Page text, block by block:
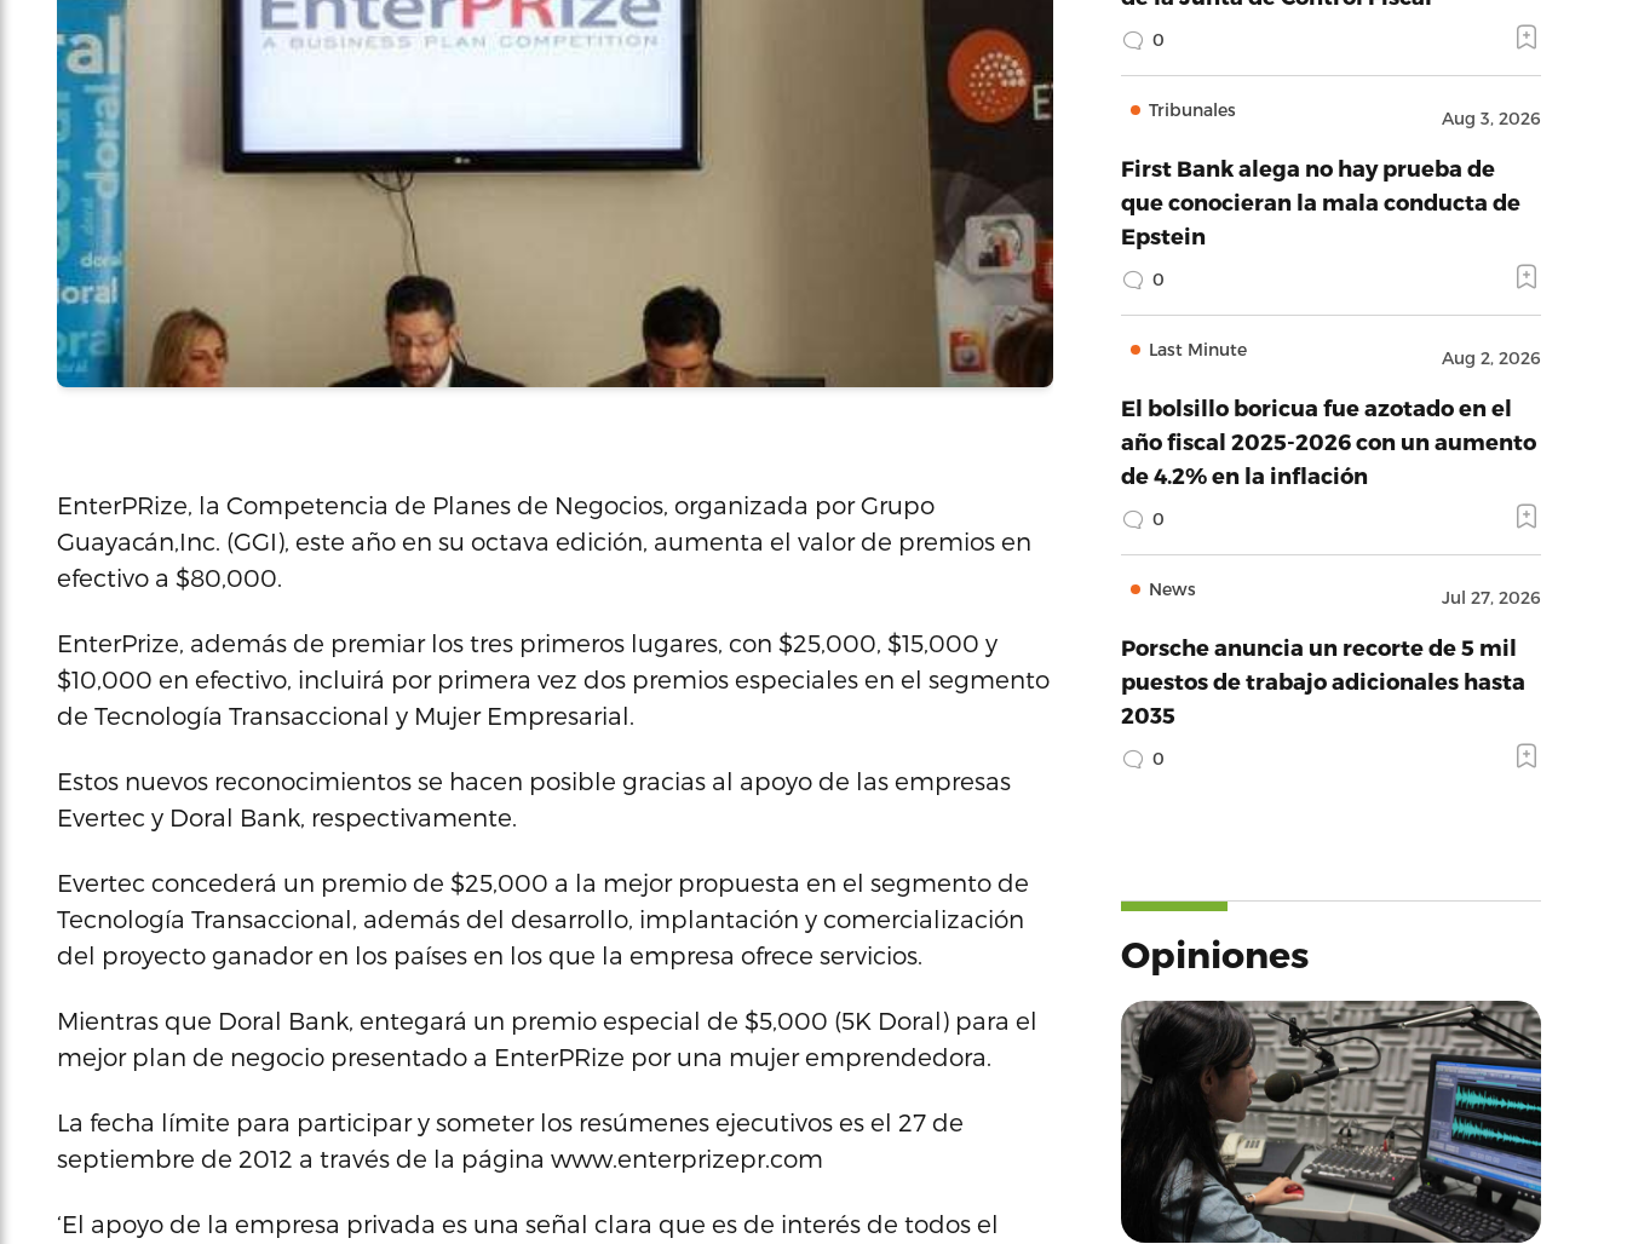
EnterPRize, la Competencia de Planes de Negocios, organizada por Grupo
Guayacán,Inc. (GGI), este año en su octava edición, aumenta el valor de premios en
efectivo a $80,000.
EnterPrize, además de premiar los tres primeros lugares, con $25,000, $15,000 y
$10,000 en efectivo, incluirá por primera vez dos premios especiales en el segmento
de Tecnología Transaccional y Mujer Empresarial.
Estos nuevos reconocimientos se hacen posible gracias al apoyo de las empresas
Evertec y Doral Bank, respectivamente.
Evertec concederá un premio de $25,000 a la mejor propuesta en el segmento de
Tecnología Transaccional, además del desarrollo, implantación y comercialización
del proyecto ganador en los países en los que la empresa ofrece servicios.
Mientras que Doral Bank, entegará un premio especial de $5,000 (5K Doral) para el
mejor plan de negocio presentado a EnterPRize por una mujer emprendedora.
La fecha límite para participar y someter los resúmenes ejecutivos es el 27 de
septiembre de 2012 a través de la página www.enterprizepr.com
‘El apoyo de la empresa privada es una señal clara que es de interés de todos el
0
Tribunales Aug 3, 2026
First Bank alega no hay prueba de
que conocieran la mala conducta de
Epstein
0
Last Minute Aug 2, 2026
El bolsillo boricua fue azotado en el
año fiscal 2025-2026 con un aumento
de 4.2% en la inflación
0
News Jul 27, 2026
Porsche anuncia un recorte de 5 mil
puestos de trabajo adicionales hasta
2035
0
Opiniones